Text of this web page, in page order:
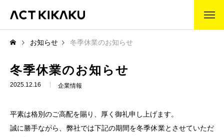
ABOUT
企業理念
会社沿革
お知らせ 冬季休業のお知らせ
冬季休業のお知らせ
2025.12.16 企業情報
平素は格別のご高配を賜り、厚く御礼申し上げます。
誠に勝手ながら、弊社では下記の期間を冬季休業とさせていただ